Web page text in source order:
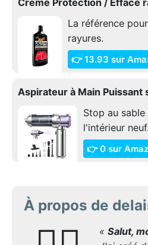
Crème Protection / Efface
La référence
rayures.
👉 13.93 sur
Aspirateur à Main Puissant
Stop au
l'intérieur neuf.
👉 0 sur
À propos de
« Salut,